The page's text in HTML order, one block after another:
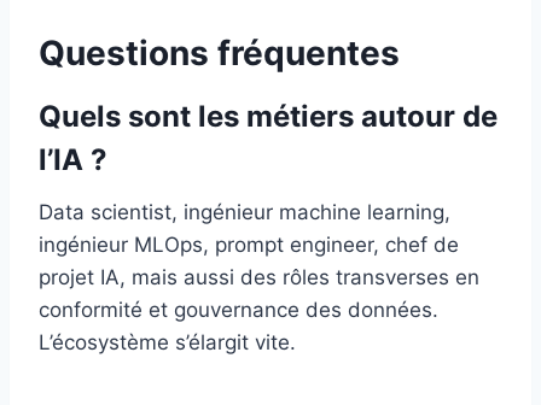
Questions fréquentes
Quels sont les métiers autour de
l’IA ?
Data scientist, ingénieur machine learning,
ingénieur MLOps, prompt engineer, chef de
projet IA, mais aussi des rôles transverses en
conformité et gouvernance des données.
L’écosystème s’élargit vite.